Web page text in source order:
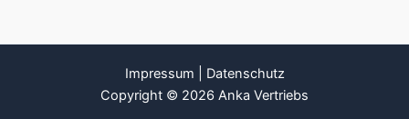
Impressum
Datenschutz
Copyright © 2026 Anka Vertriebs